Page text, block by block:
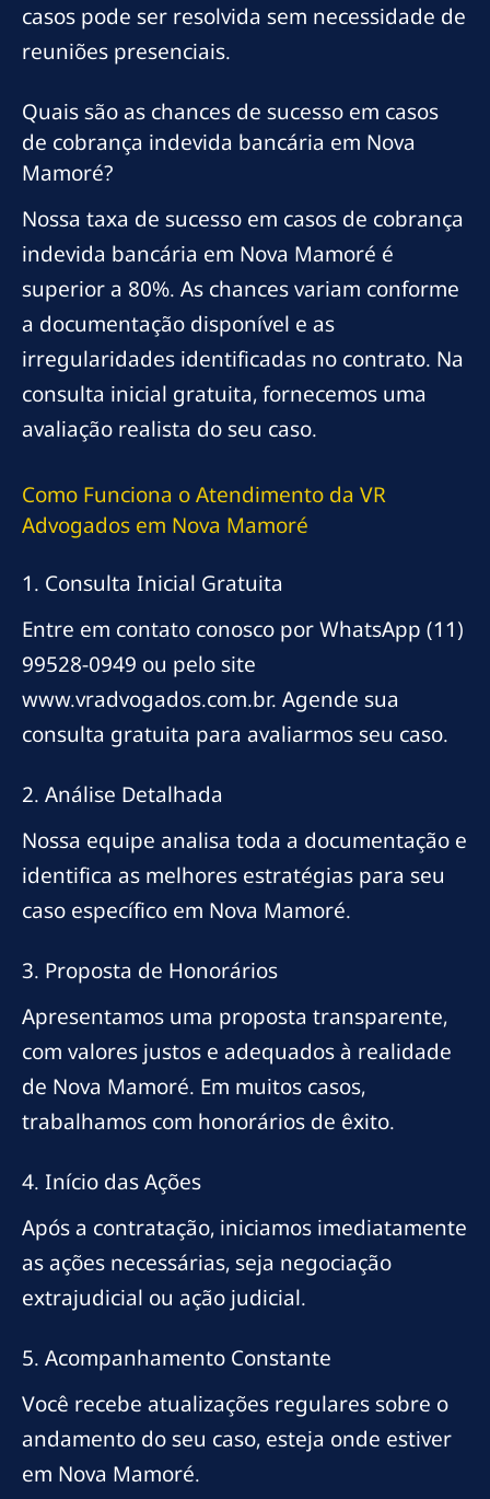
casos pode ser resolvida sem necessidade de
reuniões presenciais.
Quais são as chances de sucesso em casos
de cobrança indevida bancária em Nova
Mamoré?
Nossa taxa de sucesso em casos de cobrança
indevida bancária em Nova Mamoré é
superior a 80%. As chances variam conforme
a documentação disponível e as
irregularidades identificadas no contrato. Na
consulta inicial gratuita, fornecemos uma
avaliação realista do seu caso.
Como Funciona o Atendimento da VR
Advogados em Nova Mamoré
1. Consulta Inicial Gratuita
Entre em contato conosco por WhatsApp (11)
99528-0949 ou pelo site
www.vradvogados.com.br. Agende sua
consulta gratuita para avaliarmos seu caso.
2. Análise Detalhada
Nossa equipe analisa toda a documentação e
identifica as melhores estratégias para seu
caso específico em Nova Mamoré.
3. Proposta de Honorários
Apresentamos uma proposta transparente,
com valores justos e adequados à realidade
de Nova Mamoré. Em muitos casos,
trabalhamos com honorários de êxito.
4. Início das Ações
Após a contratação, iniciamos imediatamente
as ações necessárias, seja negociação
extrajudicial ou ação judicial.
5. Acompanhamento Constante
Você recebe atualizações regulares sobre o
andamento do seu caso, esteja onde estiver
em Nova Mamoré.